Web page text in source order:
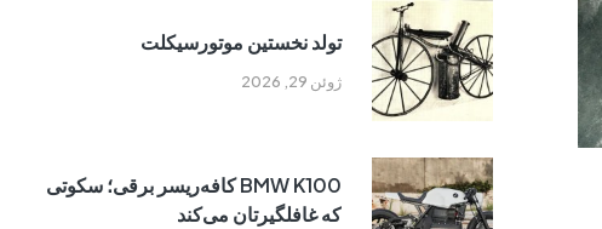
ژوئن 29, 2026
تولد نخستین موتورسیکلت
BMW K100 کافه‌ریسر برقی؛ سکوتی
که غافلگیرتان می‌کند